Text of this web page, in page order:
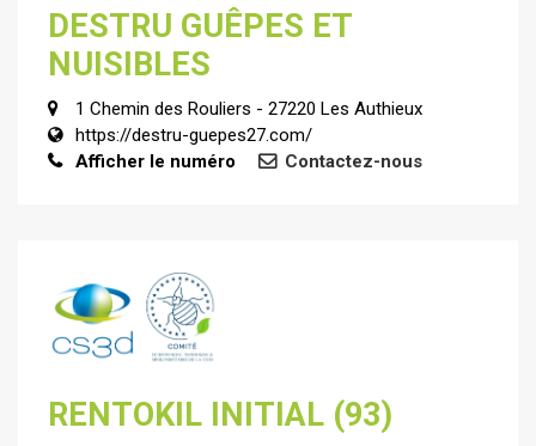
DESTRU GUÊPES ET
NUISIBLES
1 Chemin des Rouliers - 27220 Les Authieux
https://destru-guepes27.com/
Afficher le numéro
Contactez-nous
RENTOKIL INITIAL (93)